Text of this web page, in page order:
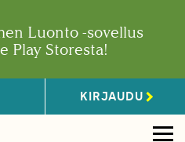
Luonto -sovellus
Play Storesta!
KIRJAUDU